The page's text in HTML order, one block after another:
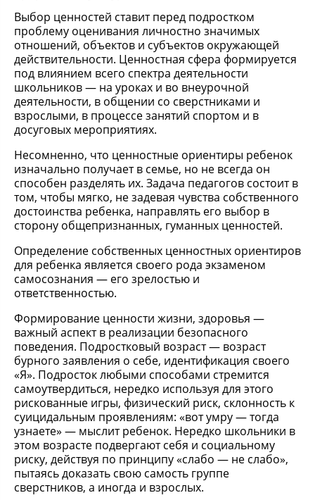
Выбор ценностей ставит перед подростком
проблему оценивания личностно значимых
отношений, объектов и субъектов окружающей
действительности. Ценностная сфера формируется
под влиянием всего спектра деятельности
школьников — на уроках и во внеурочной
деятельности, в общении со сверстниками и
взрослыми, в процессе занятий спортом и в
досуговых мероприятиях.
Несомненно, что ценностные ориентиры ребенок
изначально получает в семье, но не всегда он
способен разделять их. Задача педагогов состоит в
том, чтобы мягко, не задевая чувства собственного
достоинства ребенка, направлять его выбор в
сторону общепризнанных, гуманных ценностей.
Определение собственных ценностных ориентиров
для ребенка является своего рода экзаменом
самосознания — его зрелостью и
ответственностью.
Формирование ценности жизни, здоровья —
важный аспект в реализации безопасного
поведения. Подростковый возраст — возраст
бурного заявления о себе, идентификация своего
«Я». Подросток любыми способами стремится
самоутвердиться, нередко используя для этого
рискованные игры, физический риск, склонность к
суицидальным проявлениям: «вот умру — тогда
узнаете» — мыслит ребенок. Нередко школьники в
этом возрасте подвергают себя и социальному
риску, действуя по принципу «слабо — не слабо»,
пытаясь доказать свою самость группе
сверстников, а иногда и взрослых.